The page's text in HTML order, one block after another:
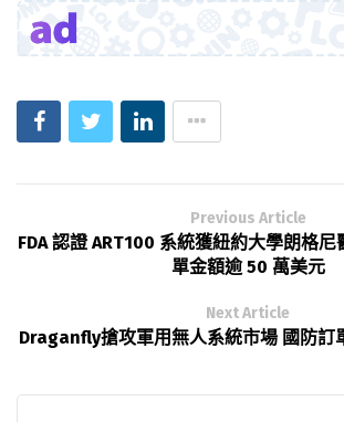
Previous Article
FDA 認證 ART100 系統獲紐約大學朗格
單金額逾 50 萬美元
Next Article
Draganfly搶攻軍用無人系統市場 國防訂